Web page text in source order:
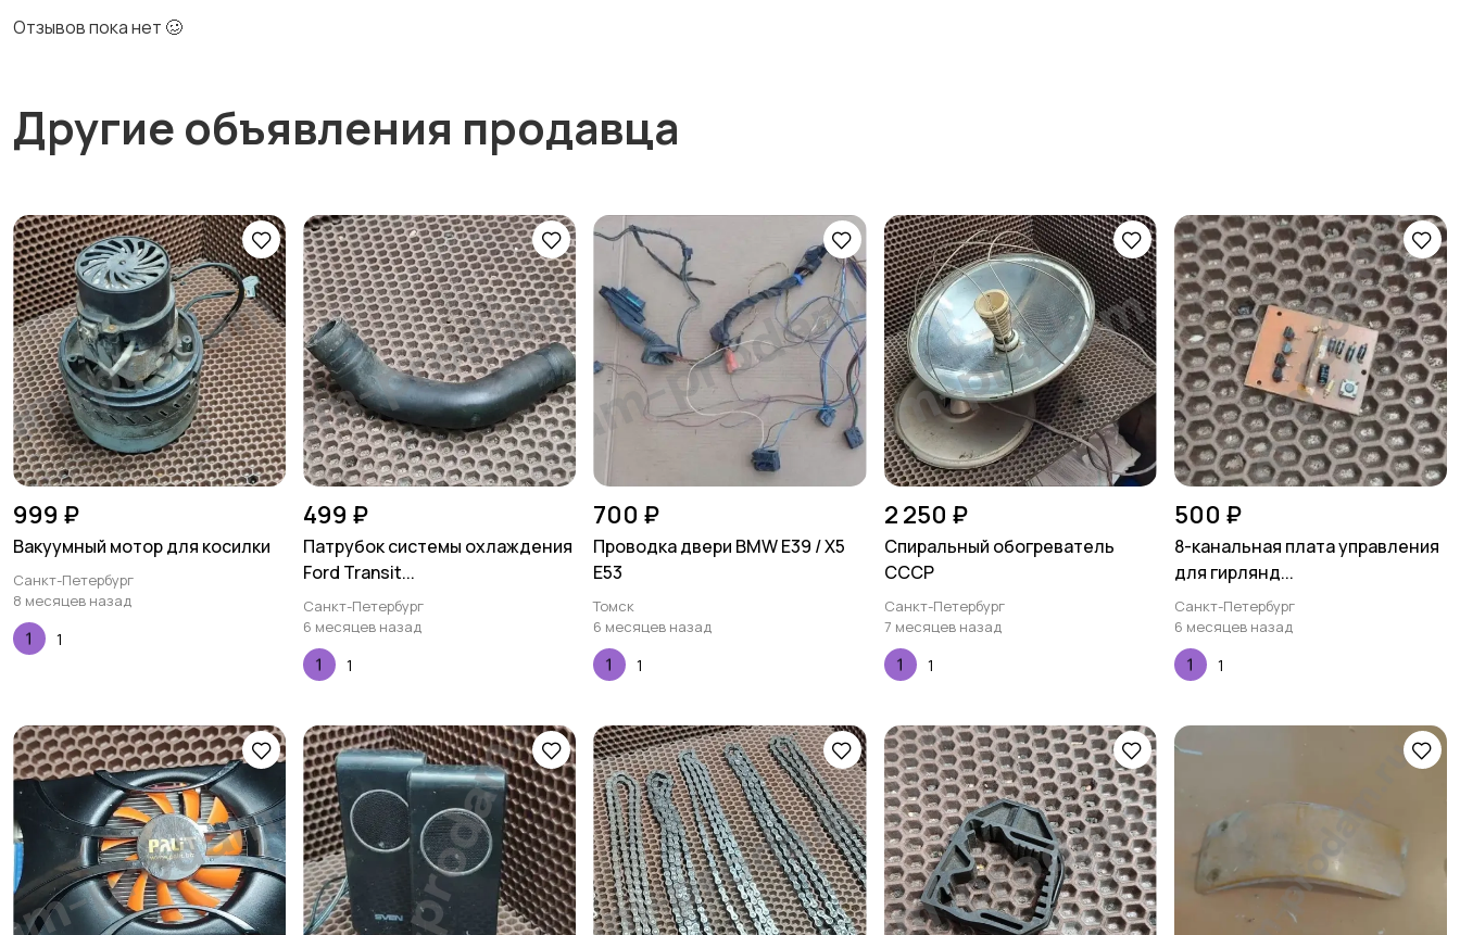
Отзывов пока нет 🥴
Другие объявления продавца
999 ₽
Вакуумный мотор для косилки
Санкт-Петербург
8 месяцев назад
1
499 ₽
Патрубок системы охлаждения
Ford Transit...
Санкт-Петербург
6 месяцев назад
1
700 ₽
Проводка двери BMW E39 / X5
E53
Томск
6 месяцев назад
1
2 250 ₽
Спиральный обогреватель
СССР
Санкт-Петербург
7 месяцев назад
1
500 ₽
8-канальная плата управления
для гирлянд...
Санкт-Петербург
6 месяцев назад
1